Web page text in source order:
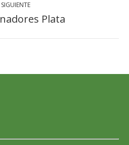
SIGUIENTE
Álbum Plata